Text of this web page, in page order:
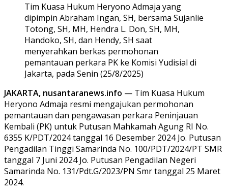
Tim Kuasa Hukum Heryono Admaja yang
dipimpin Abraham Ingan, SH, bersama Sujanlie
Totong, SH, MH, Hendra L. Don, SH, MH,
Handoko, SH, dan Hendy, SH saat
menyerahkan berkas permohonan
pemantauan perkara PK ke Komisi Yudisial di
Jakarta, pada Senin (25/8/2025)
JAKARTA, nusantaranews.info — Tim Kuasa Hukum
Heryono Admaja resmi mengajukan permohonan
pemantauan dan pengawasan perkara Peninjauan
Kembali (PK) untuk Putusan Mahkamah Agung RI No.
6355 K/PDT/2024 tanggal 16 Desember 2024 Jo. Putusan
Pengadilan Tinggi Samarinda No. 100/PDT/2024/PT SMR
tanggal 7 Juni 2024 Jo. Putusan Pengadilan Negeri
Samarinda No. 131/Pdt.G/2023/PN Smr tanggal 25 Maret
2024.